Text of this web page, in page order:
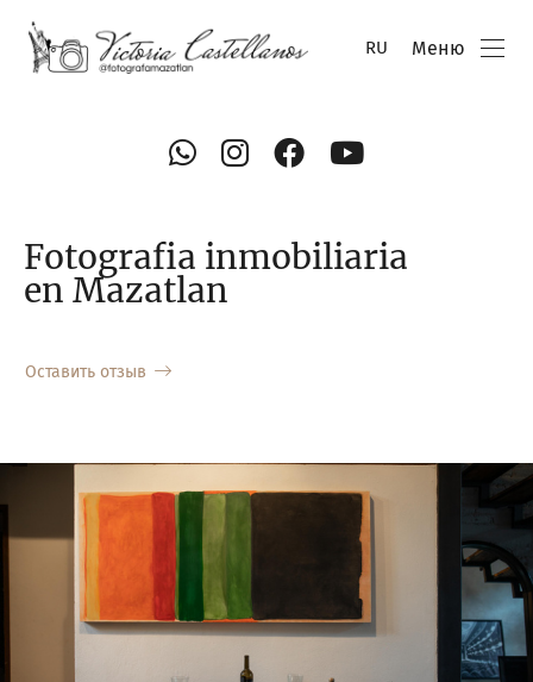
RU Меню
Fotografia inmobiliaria
en Mazatlan
Оставить отзыв